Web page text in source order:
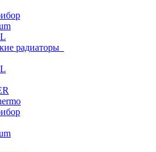
радиаторы